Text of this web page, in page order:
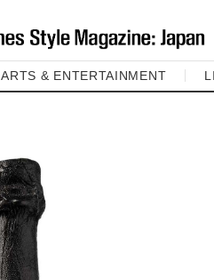
ARTS & ENTERTAINMENT